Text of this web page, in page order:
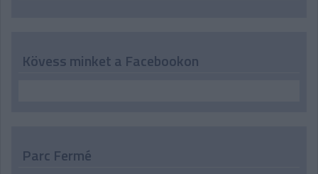
Kövess minket a Facebookon
Parc Fermé